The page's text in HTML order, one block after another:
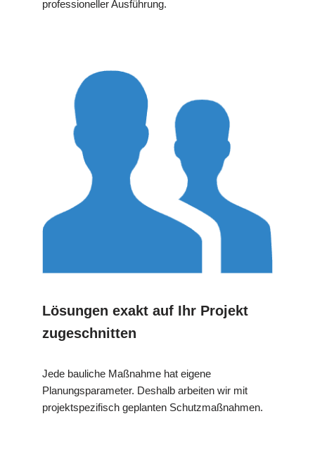
professioneller Ausführung.
Lösungen exakt auf Ihr Projekt
zugeschnitten
Jede bauliche Maßnahme hat eigene
Planungsparameter. Deshalb arbeiten wir mit
projektspezifisch geplanten Schutzmaßnahmen.